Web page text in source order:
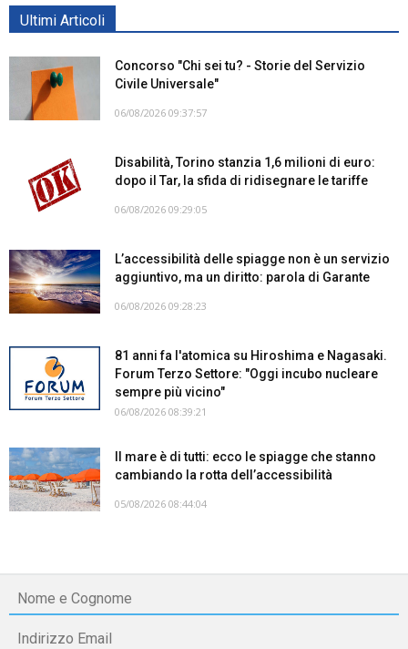
Ultimi Articoli
Concorso "Chi sei tu? - Storie del Servizio
Civile Universale"
06/08/2026 09:37:57
Disabilità, Torino stanzia 1,6 milioni di euro:
dopo il Tar, la sfida di ridisegnare le tariffe
06/08/2026 09:29:05
L’accessibilità delle spiagge non è un servizio
aggiuntivo, ma un diritto: parola di Garante
06/08/2026 09:28:23
81 anni fa l'atomica su Hiroshima e Nagasaki.
Forum Terzo Settore: "Oggi incubo nucleare
sempre più vicino"
06/08/2026 08:39:21
Il mare è di tutti: ecco le spiagge che stanno
cambiando la rotta dell’accessibilità
05/08/2026 08:44:04